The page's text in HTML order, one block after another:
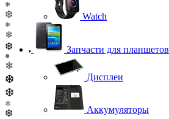
❄
❆
❄
❄
❆
❅
❄
❆
❆
❄
❆
Watch
Запчасти для планшетов
Дисплеи
Аккумуляторы